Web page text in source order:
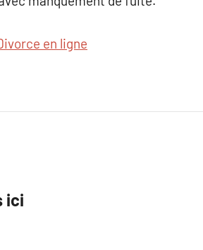
en ligne
ici